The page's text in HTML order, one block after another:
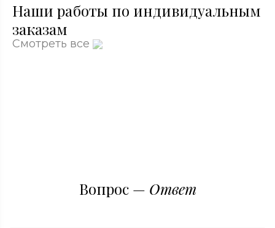
Наши работы по индивидуальным
заказам
Смотреть все
Вопрос — Ответ